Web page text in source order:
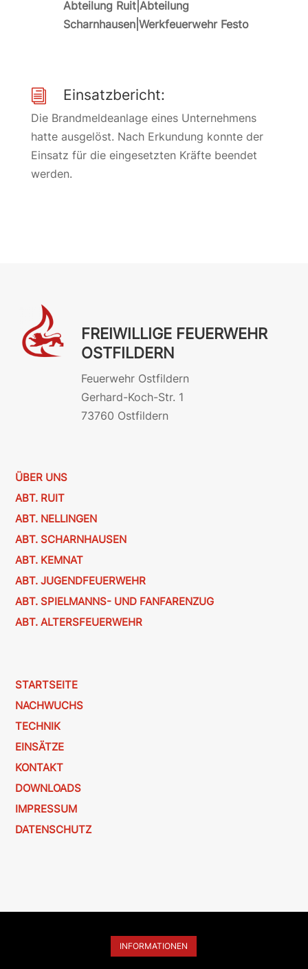
Abteilung Ruit|Abteilung
Scharnhausen|Werkfeuerwehr Festo
i Einsatzbericht:
Die Brandmeldeanlage eines Unternehmens
hatte ausgelöst. Nach Erkundung konnte der
Einsatz für die eingesetzten Kräfte beendet
werden.
FREIWILLIGE FEUERWEHR
OSTFILDERN
Feuerwehr Ostfildern
Gerhard-Koch-Str. 1
73760 Ostfildern
ÜBER UNS
ABT. RUIT
ABT. NELLINGEN
ABT. SCHARNHAUSEN
ABT. KEMNAT
ABT. JUGENDFEUERWEHR
ABT. SPIELMANNS- UND FANFARENZUG
ABT. ALTERSFEUERWEHR
STARTSEITE
NACHWUCHS
TECHNIK
EINSÄTZE
KONTAKT
DOWNLOADS
IMPRESSUM
DATENSCHUTZ
INFORMATIONEN